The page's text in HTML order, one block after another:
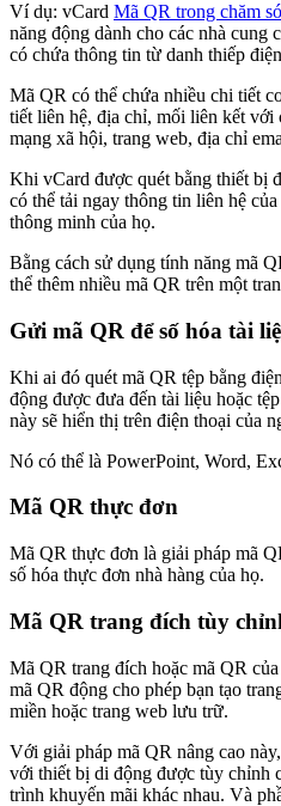
Ví dụ: vCard Mã QR trong chăm
năng động dành cho các nhà cung
có chứa thông tin từ danh thiếp
Mã QR có thể chứa nhiều chi tiết
tiết liên hệ, địa chỉ, mối liên kết với
mạng xã hội, trang web, địa chỉ
Khi vCard được quét bằng thiết bị
có thể tải ngay thông tin liên hệ
thông minh của họ.
Bằng cách sử dụng tính năng mã
thể thêm nhiều mã QR trên một
Gửi mã QR để số hóa tài
Khi ai đó quét mã QR tệp bằng
động được đưa đến tài liệu hoặc
này sẽ hiển thị trên điện thoại của
Nó có thể là PowerPoint, Word,
Mã QR thực đơn
Mã QR thực đơn là giải pháp mã
số hóa thực đơn nhà hàng của họ.
Mã QR trang đích tùy
Mã QR trang đích hoặc mã QR
mã QR động cho phép bạn tạo
miền hoặc trang web lưu trữ.
Với giải pháp mã QR nâng cao
với thiết bị di động được tùy chỉnh
trình khuyến mãi khác nhau. Và